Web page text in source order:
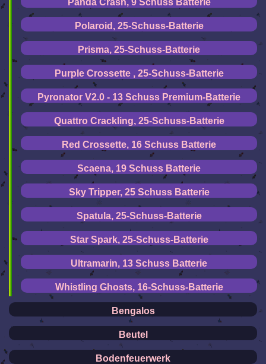
Panda Crash, 9 Schuss Batterie
Polaroid, 25-Schuss-Batterie
Prisma, 25-Schuss-Batterie
Purple Crossette , 25-Schuss-Batterie
Pyronator V2.0 - 13 Schuss Premium-Batterie
Quattro Crackling, 25-Schuss-Batterie
Red Crossette, 16 Schuss Batterie
Scaena, 19 Schuss Batterie
Sky Tripper, 25 Schuss Batterie
Spatula, 25-Schuss-Batterie
Star Spark, 25-Schuss-Batterie
Ultramarin, 13 Schuss Batterie
Whistling Ghosts, 16-Schuss-Batterie
Bengalos
Beutel
Bodenfeuerwerk